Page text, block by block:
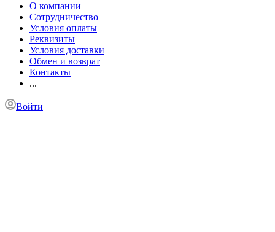
О компании
Сотрудничество
Условия оплаты
Реквизиты
Условия доставки
Обмен и возврат
Контакты
...
Войти